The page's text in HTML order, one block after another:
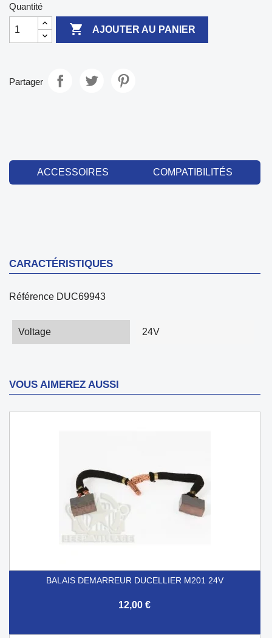
Quantité
 AJOUTER AU PANIER
Partager
ACCESSOIRES COMPATIBILITÉS
CARACTÉRISTIQUES
Référence DUC69943
Voltage 24V
VOUS AIMEREZ AUSSI
BALAIS DEMARREUR DUCELLIER M201 24V
12,00 €